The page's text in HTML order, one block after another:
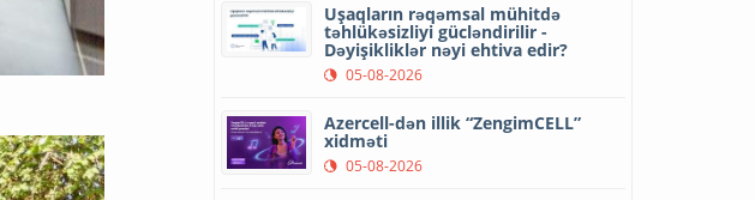
Uşaqların rəqəmsal mühitdə
təhlükəsizliyi gücləndirilir -
Dəyişikliklər nəyi ehtiva edir?
05-08-2026
Azercell-dən illik “ZengimCELL”
xidməti
05-08-2026